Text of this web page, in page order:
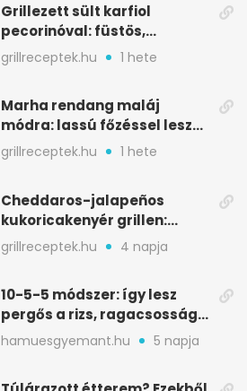
Grillezett sült karfiol
pecorinóval: füstös,
karamellizált nyári kedvenc
grillreceptek.hu 1 hete
Marha rendang maláj
módra: lassú főzéssel lesz
igazán szaftos
grillreceptek.hu 1 hete
Cheddaros-jalapeños
kukoricakenyér grillen:
ropogós alj, puha belső
grillreceptek.hu 4 napja
10-5-5 módszer: így lesz
pergős a rizs, ragacsosság
nélkül
hamuesgyemant.hu 5 napja